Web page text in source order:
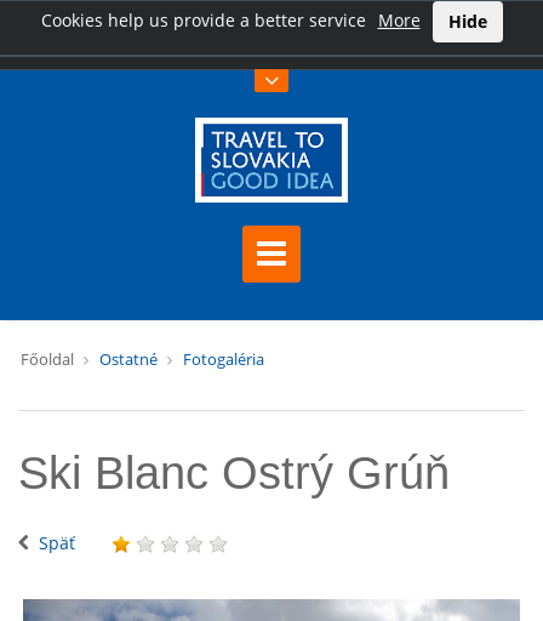
Cookies help us provide a better service More Hide
Főoldal Ostatné Fotogaléria
Ski Blanc Ostrý Grúň
Späť